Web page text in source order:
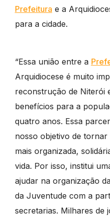
Prefeitura e a
para a cidade.
“Essa união entre a
Arquidiocese é muito
reconstrução de Niterói
benefícios para a
quatro anos. Essa
nosso objetivo de tornar
mais organizada,
vida. Por isso, institui
ajudar na organização
da Juventude com a
secretarias. Milhares de